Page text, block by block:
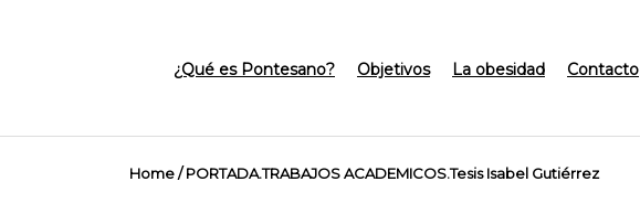
¿Qué es Pontesano? Objetivos La obesidad Contacto
Home/ PORTADA.TRABAJOS ACADEMICOS.Tesis Isabel Gutiérrez